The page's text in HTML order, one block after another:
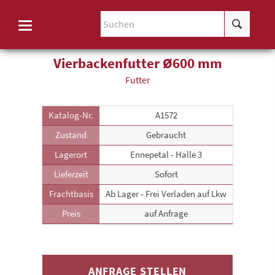
Vierbackenfutter Ø600 mm
Futter
Katalog-Nr.
A1572
Zustand
Gebraucht
Lagerort
Ennepetal - Halle 3
Lieferzeit
Sofort
Frachtbasis
Ab Lager - Frei Verladen auf Lkw
Preis
auf Anfrage
ANFRAGE STELLEN